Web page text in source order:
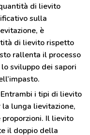
di lievito
sulla
è
di lievito rispetto
rallenta il processo
sviluppo dei sapori
i tipi di lievito
lunga lievitazione,
Il lievito
il doppio della